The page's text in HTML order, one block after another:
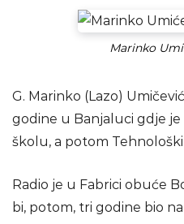
Marinko
G. Marinko (Lazo)
godine u Banjaluci gdje
školu, a potom
Radio je u Fabrici obuće
bi, potom, tri godine bio